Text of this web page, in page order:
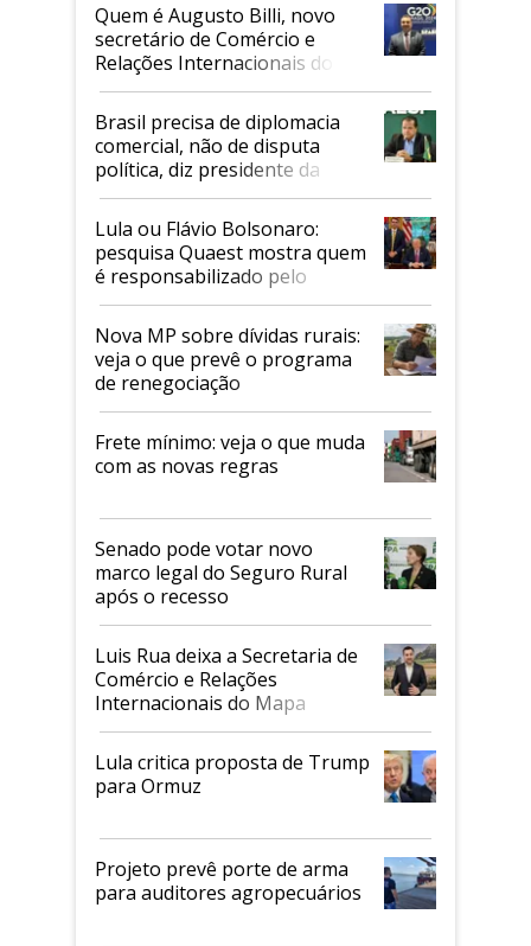
Quem é Augusto Billi, novo
secretário de Comércio e
Relações Internacionais do
Mapa
Brasil precisa de diplomacia
comercial, não de disputa
política, diz presidente da
Faesp
Lula ou Flávio Bolsonaro:
pesquisa Quaest mostra quem
é responsabilizado pelo
tarifaço dos EUA
Nova MP sobre dívidas rurais:
veja o que prevê o programa
de renegociação
Frete mínimo: veja o que muda
com as novas regras
Senado pode votar novo
marco legal do Seguro Rural
após o recesso
Luis Rua deixa a Secretaria de
Comércio e Relações
Internacionais do Mapa
Lula critica proposta de Trump
para Ormuz
Projeto prevê porte de arma
para auditores agropecuários